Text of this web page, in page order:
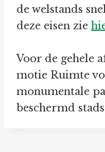
de welstands
deze eisen zie
Voor de gehele
motie Ruimte
monumentale
beschermd